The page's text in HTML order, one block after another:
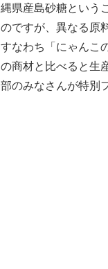
縄県産島砂糖という
のですが、異なる原
すなわち「にゃんこ
の商材と比べると生
部のみなさんが特別